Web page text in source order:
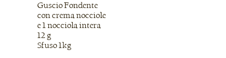
Guscio Fondente
con crema nocciole
e 1 nocciola intera
12 g
Sfuso 1kg